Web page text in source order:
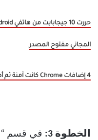
المجاني مفتوح المصدر
4 إضافات Chrome كانت آمنة ثم أصبحت برامج ضارة
الخطوة 3: في قسم “